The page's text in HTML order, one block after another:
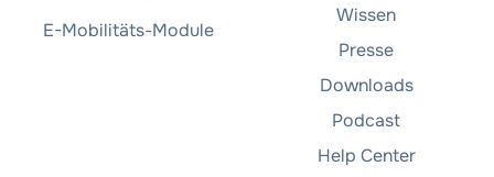
E-Mobilitäts-Module
Wissen
Presse
Downloads
Podcast
Help Center